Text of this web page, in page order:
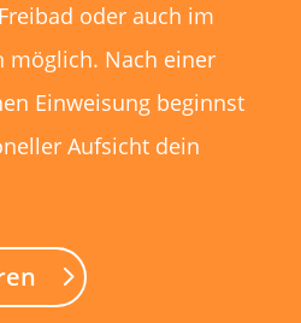
oder auch im
möglich. Nach einer
Einweisung beginnst
Aufsicht dein